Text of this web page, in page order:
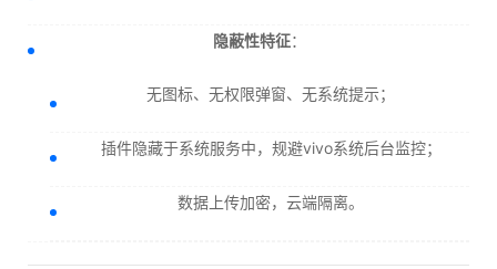
隐蔽性特征：
无图标、无权限弹窗、无系统提示；
插件隐藏于系统服务中，规避vivo系统后台监控；
数据上传加密，云端隔离。